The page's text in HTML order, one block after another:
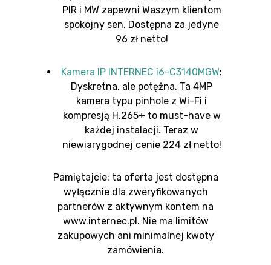
PIR i MW zapewni Waszym klientom
spokojny sen. Dostępna za jedyne
96 zł netto!
Kamera IP INTERNEC i6-C3140MGW:
Dyskretna, ale potężna. Ta 4MP
kamera typu pinhole z Wi-Fi i
kompresją H.265+ to must-have w
każdej instalacji. Teraz w
niewiarygodnej cenie 224 zł netto!
Pamiętajcie: ta oferta jest dostępna
wyłącznie dla zweryfikowanych
partnerów z aktywnym kontem na
www.internec.pl. Nie ma limitów
zakupowych ani minimalnej kwoty
zamówienia.